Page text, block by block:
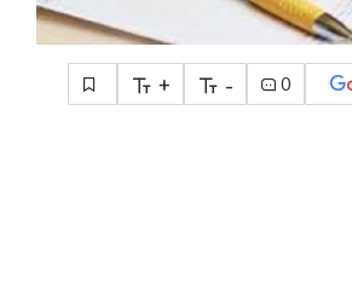
+ - 0